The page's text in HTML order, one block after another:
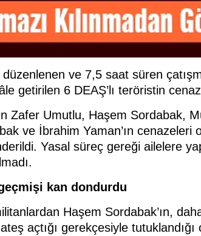
düzenlenen ve 7,5 saat süren
getirilen 6 DEAŞ’lı teröristin
Zafer Umutlu, Haşem Sordabak,
ve İbrahim Yaman’ın cenazeleri
Yasal süreç gereği ailelere
kan dondurdu
Haşem Sordabak’ın,
açtığı gerekçesiyle